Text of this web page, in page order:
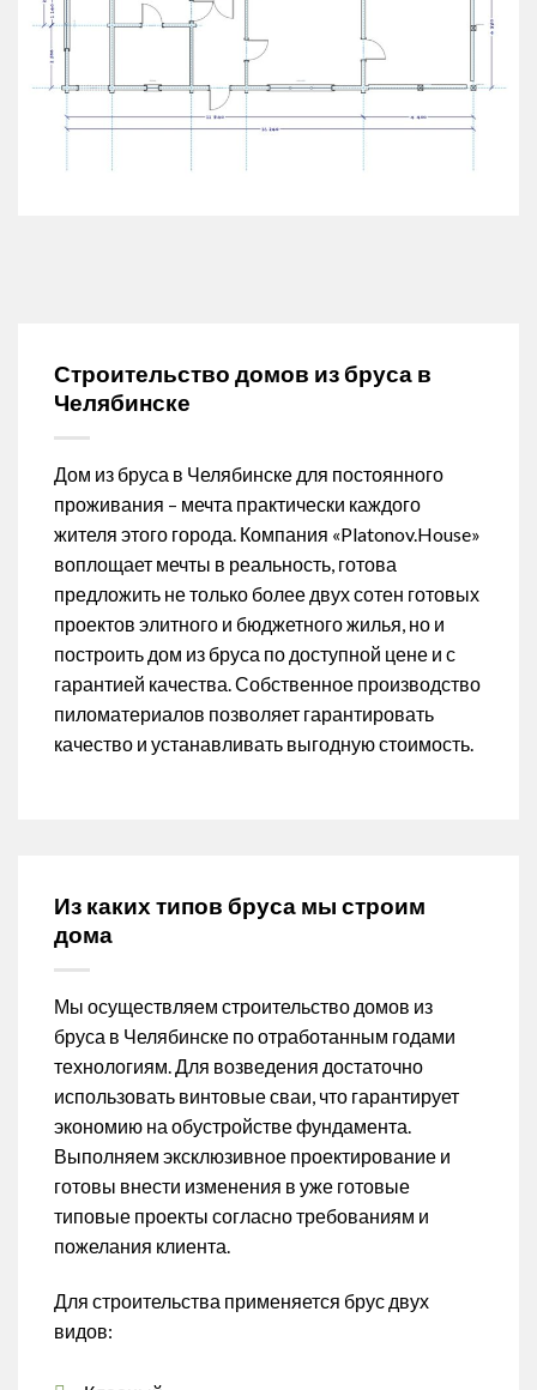
Строительство домов из бруса в
Челябинске
Дом из бруса в Челябинске для постоянного
проживания – мечта практически каждого
жителя этого города. Компания «Platonov.House»
воплощает мечты в реальность, готова
предложить не только более двух сотен готовых
проектов элитного и бюджетного жилья, но и
построить дом из бруса по доступной цене и с
гарантией качества. Собственное производство
пиломатериалов позволяет гарантировать
качество и устанавливать выгодную стоимость.
Из каких типов бруса мы строим
дома
Мы осуществляем строительство домов из
бруса в Челябинске по отработанным годами
технологиям. Для возведения достаточно
использовать винтовые сваи, что гарантирует
экономию на обустройстве фундамента.
Выполняем эксклюзивное проектирование и
готовы внести изменения в уже готовые
типовые проекты согласно требованиям и
пожелания клиента.
Для строительства применяется брус двух
видов: